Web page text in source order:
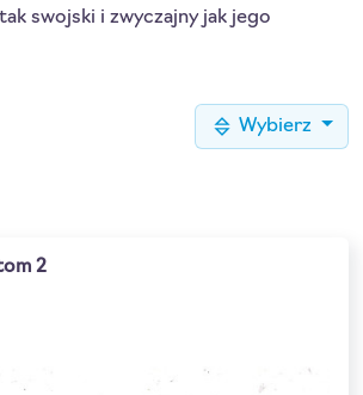
swojski i zwyczajny jak jego
Wybierz
2